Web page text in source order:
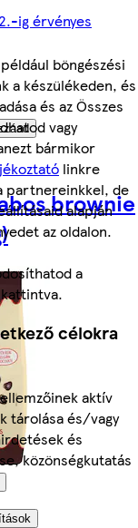
böngészési
a készülékeden, és
és az Összes
vagy
bármikor
linkre
partnereinkkel, de
alapján
az oldalon.
a
célokra
aktív
tárolása és/vagy
és
közönségkutatás
ig érvényes
brownie